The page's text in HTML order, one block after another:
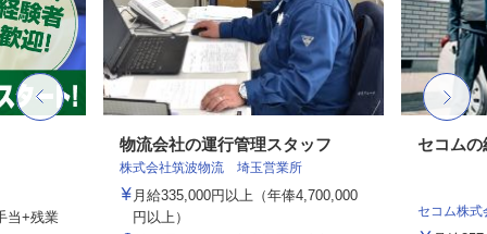
当+残業
物流会社の運行管理スタッフ
株式会社筑波物流 埼玉営業所
月給335,000円以上（年俸4,700,000
円以上）
セコムの
セコム株式